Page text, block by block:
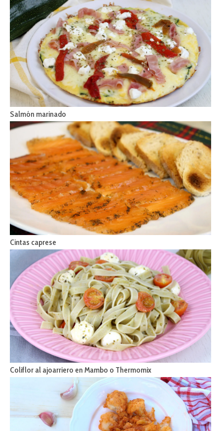
Salmón marinado
Cintas caprese
Coliflor al ajoarriero en Mambo o Thermomix